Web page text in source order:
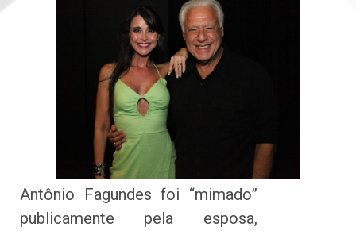
Antônio Fagundes foi “mimado”
publicamente pela esposa,